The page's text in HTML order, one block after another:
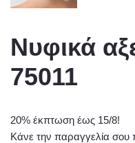
Νυφικά
75011
20% έκπτωση έως 15/8!
Κάνε την παραγγελία σου